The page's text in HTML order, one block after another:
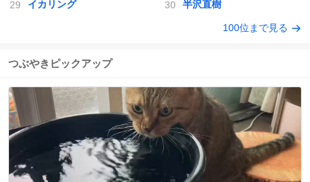
イカリング 半沢直樹
100位まで見る
つぶやきピックアップ